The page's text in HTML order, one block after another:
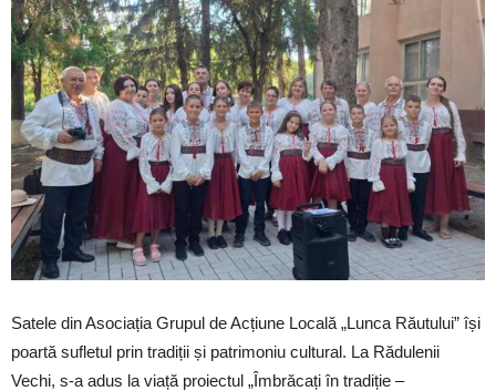
Satele din Asociația Grupul de Acțiune Locală „Lunca Răutului” își
poartă sufletul prin tradiții și patrimoniu cultural. La Rădulenii
Vechi, s-a adus la viață proiectul „Îmbrăcați în tradiție –